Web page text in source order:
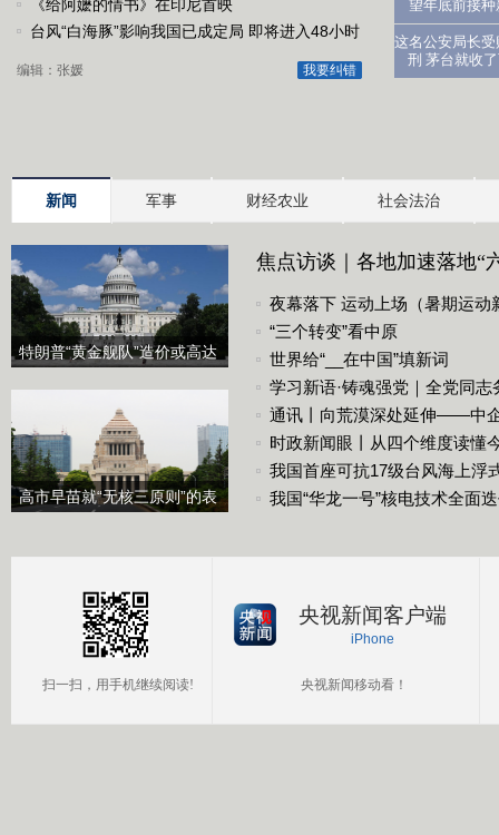
《给阿嬷的情书》在印尼首映
台风“白海豚”影响我国已成定局 即将进入48小时
我要纠错
编辑：张媛
望年底前接
这名公安局长
刑 茅台就收
新闻 军事 财经农业 社会法治
特朗普“黄金舰队”造价或高达
高市早苗就“无核三原则”的表
焦点访谈｜各地加速落地“
化战略底座
夜幕落下 运动上场（暑期运动
“三个转变”看中原
世界给“__在中国”填新词
学习新语·铸魂强党｜全党同
通讯丨向荒漠深处延伸——中
时政新闻眼丨从四个维度读懂
我国首座可抗17级台风海上浮
我国“华龙一号”核电技术全面
扫一扫，用手机继续阅读!
央视新闻客户端
iPhone
央视新闻移动看！